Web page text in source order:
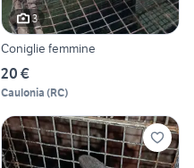
3
Coniglie femmine
20 €
Caulonia (RC)